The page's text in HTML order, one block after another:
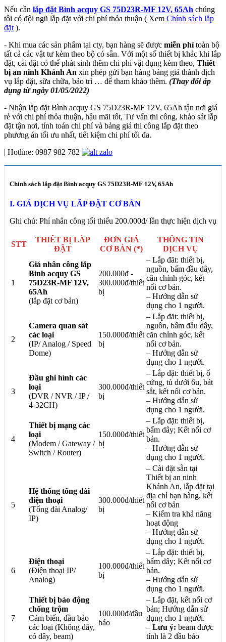
Nếu cần lắp đặt Bình acquy GS 75D23R-MF 12V, 65Ah chúng
tôi có đội ngũ lắp đặt với chi phí thỏa thuận ( Xem Chính sách lắp
đặt ).
- Khi mua các sản phẩm tại cty, bạn hàng sẽ được miễn phítoàn bộ
tất cả các vật tư kèm theo bộ có sẵn. Với một số thiết bị khác khi lắp
đặt, cài đặt có thể phát sinh thêm chi phí vật dụng kèm theo, Thiết
bị an ninh Khánh An xin phép gửi bạn hàng bảng giá thành dịch
vụ lắp đặt, sữa chữa, bảo trì … để tham khảo thêm. (Thay đổi áp
dụng từ ngày 01/05/2022)
- Nhận lắp đặt Bình acquy GS 75D23R-MF 12V, 65Ah tận nơi giá
rẻ với chi phí thỏa thuận, hậu mãi tốt, Tư vấn thi công, khảo sát lắp
đặt tận nơi, tính toán chi phí và bảng giá thi công lắp đặt theo
phương án tối ưu nhất, tiết kiệm chi phí tối đa.
| Hotline: 0987 982 782
Chính sách lắp đặt Bình acquy GS 75D23R-MF 12V, 65Ah
I. GIÁ DỊCH VỤ LẮP ĐẶT CƠ BẢN
Ghi chú: Phí nhân công tối thiểu 200.000đ/ lần thực hiện dịch vụ
STT
THIẾT BỊ LẮP
ĐẶT
ĐƠN GIÁ
CƠ BẢN (*)
THÔNG TIN
DỊCH VỤ
1
Giá nhân công lắp
Bình acquy GS
75D23R-MF 12V,
65Ah
(lắp đặt cơ bản)
200.000đ -
300.000đ/thiết
bị
– Lắp đăt: thiết bị,
nguồn, bấm đầu dây,
căn chỉnh góc, kết
nối cơ bản.
– Hướng dẫn sử
dụng cho 1 người.
2
Camera quan sát
các loại
(IP/ Analog / Speed
Dome)
150.000đ/thiết
bị
– Lắp đăt: thiết bị,
nguồn, bấm đầu dây,
căn chỉnh góc, kết
nối cơ bản.
– Hướng dẫn sử
dụng cho 1 người.
3
Đầu ghi hình các
loại
(DVR / NVR / IP /
4-32CH)
300.000đ/thiết
bị
– Lắp đặt: thiết bị, ổ
cứng, tủ dưới 6u, bát
sắt, kết nối cơ bản.
– Hướng dẫn sử
dụng cho 1 người.
4
Thiết bị mạng các
loại
(Modem / Gateway /
Switch / Router)
150.000đ/thiết
bị
– Lắp đặt: thiết bị,
bấm dây; Kết nối cơ
bản.
– Hướng dẫn sử
dụng cho 1 người.
5
Hệ thống tổng đài
điện thoại
(Tổng đài Analog/
IP)
300.000đ/thiết
bị
– Cài đặt sẵn tại
Thiết bị an ninh
Khánh An, lắp đặt tại
địa chỉ bạn hàng, kết
nối cơ bản
– Kiểm tra khả năng
hoạt động
– Hướng dẫn sử
dụng cho 1 người.
6
Điện thoại
(Điện thoại IP/
Analog)
100.000đ/thiết
bị
– Lắp đặt: thiết bị,
bấm dây; Kết nối cơ
bản.
– Hướng dẫn sử
dụng cho 1 người.
7
Thiết bị báo động
chống trộm
Cảm biến, đầu báo
các loại (Không dây,
có dây, beam)
100.000đ/đầu
báo
– Lắp đặt, kết nối cơ
bản; Hướng dẫn sử
dụng cho 1 người.
– Lưu ý: beam được
tính là 2 đầu báo